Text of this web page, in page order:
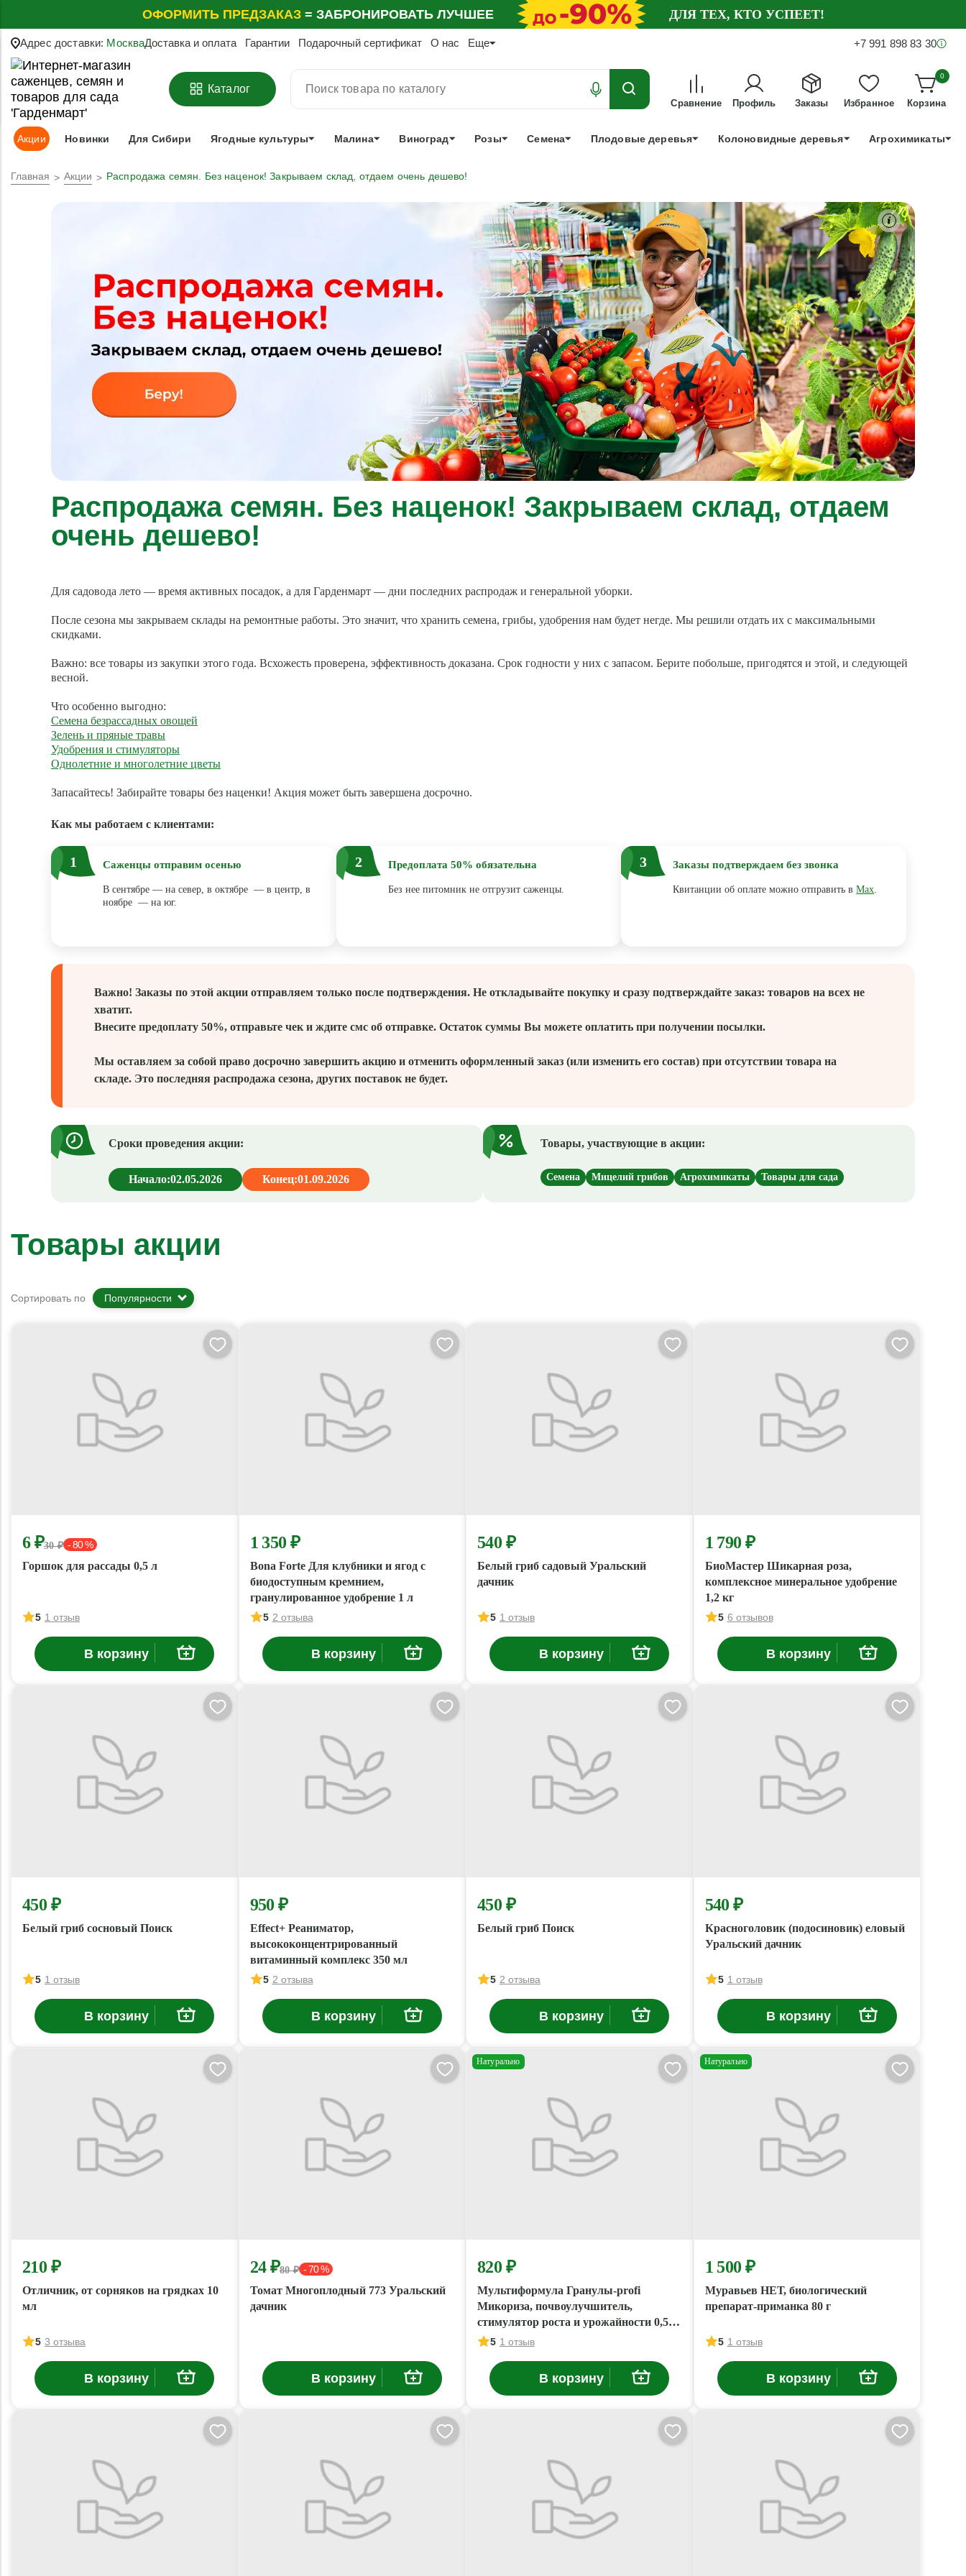
ОФОРМИТЬ ПРЕДЗАКАЗ = ЗАБРОНИРОВАТЬ ЛУЧШЕЕ ДЛЯ ТЕХ, КТО УСПЕЕТ!
Адрес доставки: МоскваДоставка и оплата Гарантии Подарочный сертификат О нас Еще +7 991 898 83 30
Каталог
Сравнение Профиль Заказы Избранное
0
Корзина
Акции Новинки Для Сибири Ягодные культуры Малина Виноград Розы Семена Плодовые деревья Колоновидные деревья Агрохимикаты
Главная Акции Распродажа семян. Без наценок! Закрываем склад, отдаем очень дешево!
Распродажа семян. Без наценок! Закрываем склад, отдаем
очень дешево!
Для садовода лето — время активных посадок, а для Гарденмарт — дни последних распродаж и генеральной уборки.
После сезона мы закрываем склады на ремонтные работы. Это значит, что хранить семена, грибы, удобрения нам будет негде. Мы решили отдать их с максимальными
скидками.
Важно: все товары из закупки этого года. Всхожесть проверена, эффективность доказана. Срок годности у них с запасом. Берите побольше, пригодятся и этой, и следующей
весной.
Что особенно выгодно:
Семена безрассадных овощей
Зелень и пряные травы
Удобрения и стимуляторы
Однолетние и многолетние цветы
Запасайтесь! Забирайте товары без наценки! Акция может быть завершена досрочно.
Как мы работаем с клиентами:
1 Саженцы отправим осенью
В сентябре — на север, в октябре — в центр, в
ноябре — на юг.
2 Предоплата 50% обязательна
Без нее питомник не отгрузит саженцы.
3 Заказы подтверждаем без звонка
Квитанции об оплате можно отправить вMax
Важно! Заказы по этой акции отправляем только после подтверждения. Не откладывайте покупку и сразу подтверждайте заказ: товаров на всех не
хватит.
Внесите предоплату 50%, отправьте чек и ждите смс об отправке. Остаток суммы Вы можете оплатить при получении посылки.
Мы оставляем за собой право досрочно завершить акцию и отменить оформленный заказ (или изменить его состав) при отсутствии товара на
складе. Это последняя распродажа сезона, других поставок не будет.
Сроки проведения акции:
Начало:02.05.2026 Конец:01.09.2026
Товары, участвующие в акции:
Семена Мицелий грибов Агрохимикаты Товары для сада
Товары акции
Сортировать по Популярности
6 ₽30 ₽ - 80 %
Горшок для рассады 0,5 л
5 1 отзыв
В корзину
1 350 ₽
Bona Forte Для клубники и ягод c
биодоступным кремнием,
гранулированное удобрение 1 л
5 2 отзыва
В корзину
540 ₽
Белый гриб садовый Уральский
дачник
5 1 отзыв
В корзину
1 790 ₽
БиоМастер Шикарная роза,
комплексное минеральное удобрение
1,2 кг
5 6 отзывов
В корзину
450 ₽
Белый гриб сосновый Поиск
5 1 отзыв
В корзину
950 ₽
Effect+ Реаниматор,
высококонцентрированный
витаминный комплекс 350 мл
5 2 отзыва
В корзину
450 ₽
Белый гриб Поиск
5 2 отзыва
В корзину
540 ₽
Красноголовик (подосиновик) еловый
Уральский дачник
5 1 отзыв
В корзину
210 ₽
Отличник, от сорняков на грядках 10
мл
5 3 отзыва
В корзину
24 ₽80 ₽ - 70 %
Томат Многоплодный 773 Уральский
дачник
В корзину
Натурально
820 ₽
Мультиформула Гранулы-profi
Микориза, почвоулучшитель,
стимулятор роста и урожайности 0,5
кг5 1 отзыв
В корзину
Натурально
1 500 ₽
Муравьев НЕТ, биологический
препарат-приманка 80 г
5 1 отзыв
В корзину